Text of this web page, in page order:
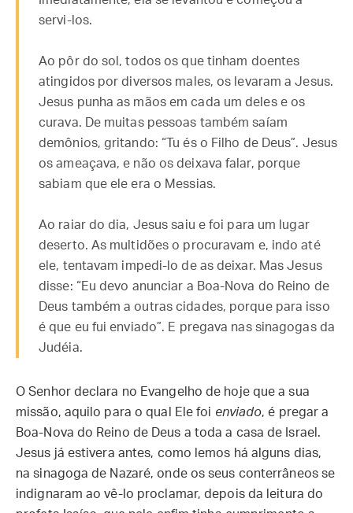
servi-los.
Ao pôr do sol, todos os que tinham doentes
atingidos por diversos males, os levaram a Jesus.
Jesus punha as mãos em cada um deles e os
curava. De muitas pessoas também saíam
demônios, gritando: “Tu és o Filho de Deus”. Jesus
os ameaçava, e não os deixava falar, porque
sabiam que ele era o Messias.
Ao raiar do dia, Jesus saiu e foi para um lugar
deserto. As multidões o procuravam e, indo até
ele, tentavam impedi-lo de as deixar. Mas Jesus
disse: “Eu devo anunciar a Boa-Nova do Reino de
Deus também a outras cidades, porque para isso
é que eu fui enviado”. E pregava nas sinagogas da
Judéia.
O Senhor declara no Evangelho de hoje que a sua
missão, aquilo para o qual Ele foi enviado, é pregar a
Boa-Nova do Reino de Deus a toda a casa de Israel.
Jesus já estivera antes, como lemos há alguns dias,
na sinagoga de Nazaré, onde os seus conterrâneos se
indignaram ao vê-lo proclamar, depois da leitura do